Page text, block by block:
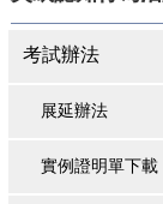
考試辦法
展延辦法
實例證明單下載